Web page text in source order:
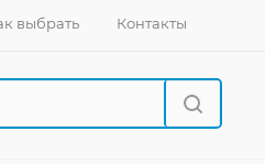
выбрать Контакты